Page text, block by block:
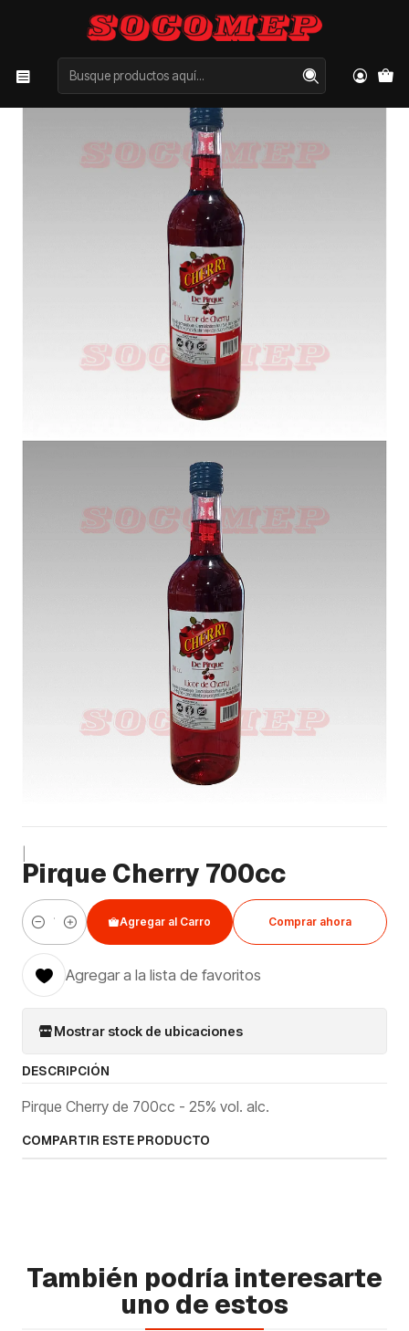
Categorías LICORES OTROS Pirque Cherry 700cc
Pirque Cherry 700cc
Cantidad
Agregar al Carro Comprar ahora
Agregar a la lista de favoritos
Mostrar stock de ubicaciones
DESCRIPCIÓN
Pirque Cherry de 700cc - 25% vol. alc.
COMPARTIR ESTE PRODUCTO
También podría interesarte
uno de estos